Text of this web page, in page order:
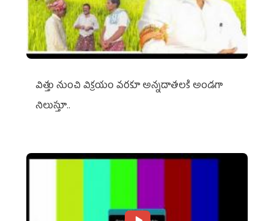
విత్తు నుంచి విక్రయం వరకూ అన్నదాతలకి అండగా
నిలుస్తూ..